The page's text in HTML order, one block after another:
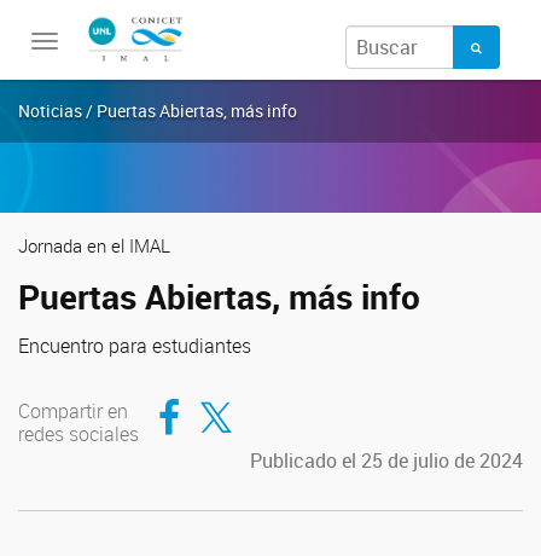
Toggle
Noticias / Puertas Abiertas, más info
Jornada en el IMAL
Puertas Abiertas, más info
Encuentro para estudiantes
Compartir en
redes sociales
Compartir en Facebook
Compartir en Twitter
Publicado el 25 de julio de 2024